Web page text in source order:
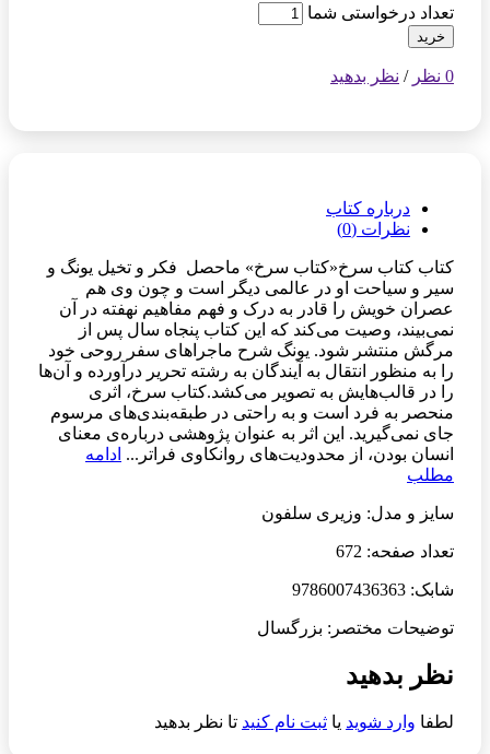
تعداد درخواستی شما
خرید
0 نظر / نظر بدهید
درباره کتاب
نظرات (0)
کتاب کتاب سرخ«کتاب سرخ» ماحصل فکر و تخیل یونگ و
سیر و سیاحت او در عالمی دیگر است و چون وی هم
عصران خویش را قادر به درک و فهم مفاهیم نهفته در آن
نمی‌بیند، وصیت می‌کند که این کتاب پنجاه سال پس از
مرگش منتشر شود. یونگ شرح ماجراهای سفر روحی خود
را به منظور انتقال به آیندگان به رشته تحریر درآورده و آن‌ها
را در قالب‌هایش به تصویر می‌کشد.کتاب سرخ، اثری
منحصر به فرد است و به راحتی در طبقه‌بندی‌های مرسوم
جای نمی‌گیرید. این اثر به عنوان پژوهشی درباره‌ی معنای
انسان بودن، از محدودیت‌های روانکاوی فراتر... ادامه
مطلب
سایز و مدل: وزیری سلفون
تعداد صفحه: 672
شابک: 9786007436363
توضیحات مختصر: بزرگسال
نظر بدهید
لطفا وارد شوید یا ثبت نام کنید تا نظر بدهید